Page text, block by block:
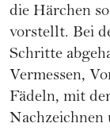
die Härchen
vorstellt. Bei
Schritte
Vermessen,
Fädeln, mit
Nachzeichnen